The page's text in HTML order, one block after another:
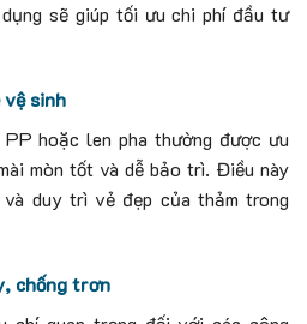
sẽ giúp tối ưu chi phí đầu tư
vệ sinh
hoặc len pha thường được ưu
mòn tốt và dễ bảo trì. Điều này
duy trì vẻ đẹp của thảm trong
chống trơn